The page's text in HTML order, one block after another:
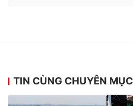
TIN CÙNG CHUYÊN MỤC